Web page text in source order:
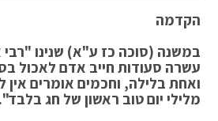
הקדמה
במשנה (סוכה כז ע"א) שנינו
עשרה סעודות חייב אדם לאכול
ואחת בלילה, וחכמים אומרים
מלילי יום טוב ראשון של חג בלבד".